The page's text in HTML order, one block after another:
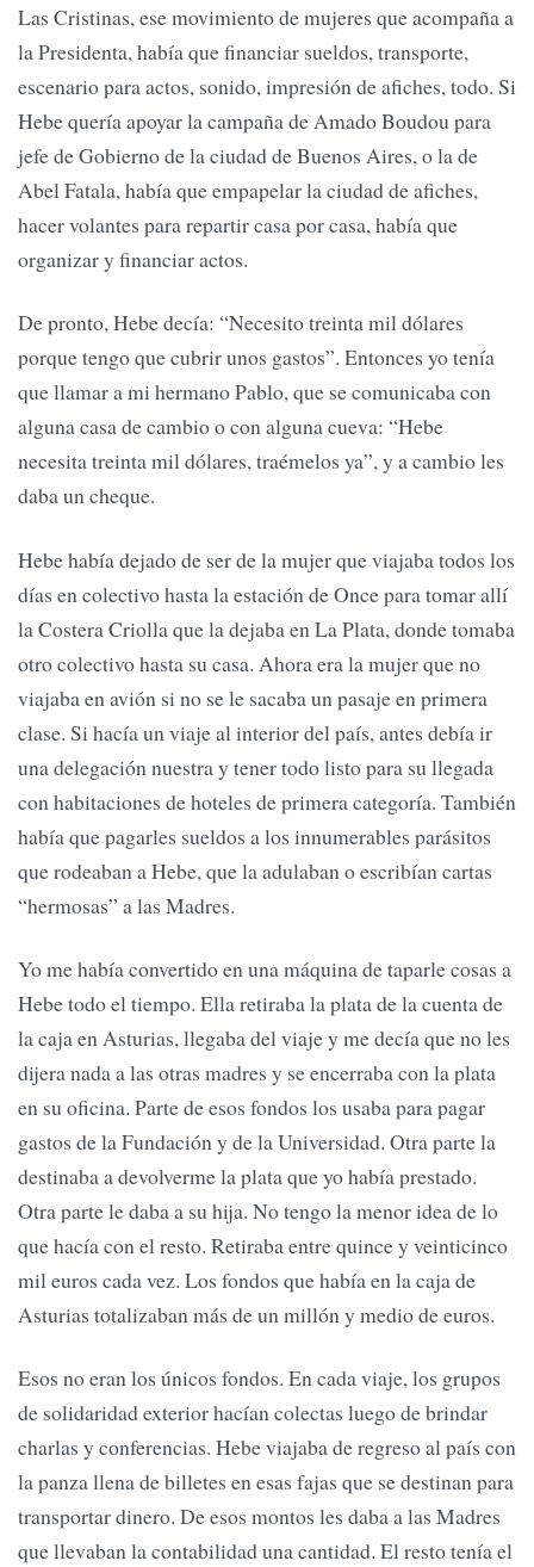
Las Cristinas, ese movimiento de mujeres que acompaña a
la Presidenta, había que financiar sueldos, transporte,
escenario para actos, sonido, impresión de afiches, todo. Si
Hebe quería apoyar la campaña de Amado Boudou para
jefe de Gobierno de la ciudad de Buenos Aires, o la de
Abel Fatala, había que empapelar la ciudad de afiches,
hacer volantes para repartir casa por casa, había que
organizar y financiar actos.
De pronto, Hebe decía: “Necesito treinta mil dólares
porque tengo que cubrir unos gastos”. Entonces yo tenía
que llamar a mi hermano Pablo, que se comunicaba con
alguna casa de cambio o con alguna cueva: “Hebe
necesita treinta mil dólares, traémelos ya”, y a cambio les
daba un cheque.
Hebe había dejado de ser de la mujer que viajaba todos los
días en colectivo hasta la estación de Once para tomar allí
la Costera Criolla que la dejaba en La Plata, donde tomaba
otro colectivo hasta su casa. Ahora era la mujer que no
viajaba en avión si no se le sacaba un pasaje en primera
clase. Si hacía un viaje al interior del país, antes debía ir
una delegación nuestra y tener todo listo para su llegada
con habitaciones de hoteles de primera categoría. También
había que pagarles sueldos a los innumerables parásitos
que rodeaban a Hebe, que la adulaban o escribían cartas
“hermosas” a las Madres.
Yo me había convertido en una máquina de taparle cosas a
Hebe todo el tiempo. Ella retiraba la plata de la cuenta de
la caja en Asturias, llegaba del viaje y me decía que no les
dijera nada a las otras madres y se encerraba con la plata
en su oficina. Parte de esos fondos los usaba para pagar
gastos de la Fundación y de la Universidad. Otra parte la
destinaba a devolverme la plata que yo había prestado.
Otra parte le daba a su hija. No tengo la menor idea de lo
que hacía con el resto. Retiraba entre quince y veinticinco
mil euros cada vez. Los fondos que había en la caja de
Asturias totalizaban más de un millón y medio de euros.
Esos no eran los únicos fondos. En cada viaje, los grupos
de solidaridad exterior hacían colectas luego de brindar
charlas y conferencias. Hebe viajaba de regreso al país con
la panza llena de billetes en esas fajas que se destinan para
transportar dinero. De esos montos les daba a las Madres
que llevaban la contabilidad una cantidad. El resto tenía el